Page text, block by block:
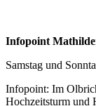
Infopoint
Samstag und
Infopoint: Im
Hochzeitsturm und